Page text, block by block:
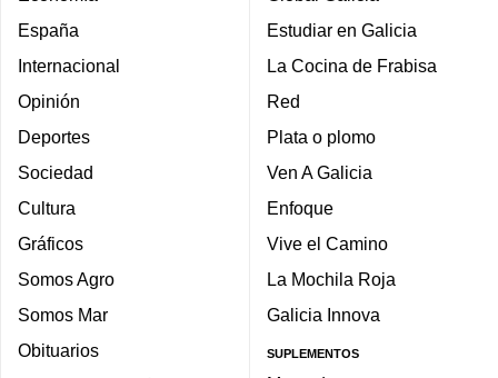
España
Internacional
Opinión
Deportes
Sociedad
Cultura
Gráficos
Somos Agro
Somos Mar
Obituarios
Estudiar en Galicia
La Cocina de Frabisa
Red
Plata o plomo
Ven A Galicia
Enfoque
Vive el Camino
La Mochila Roja
Galicia Innova
SUPLEMENTOS